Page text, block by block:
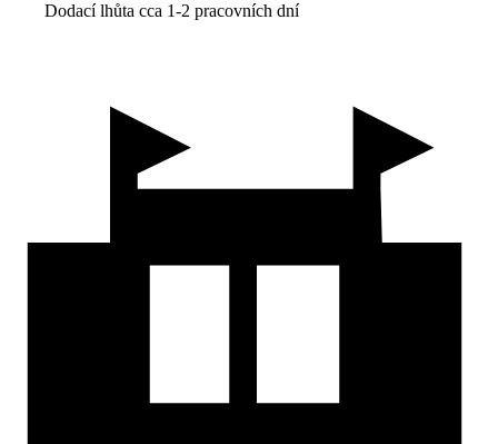
Dodací lhůta cca 1-2 pracovních dní